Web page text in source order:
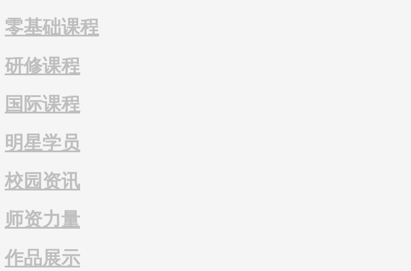
零基础课程
研修课程
国际课程
明星学员
校园资讯
师资力量
作品展示